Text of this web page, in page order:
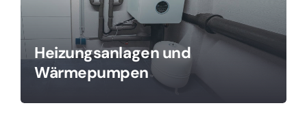
Heizungsanlagen und
Wärmepumpen